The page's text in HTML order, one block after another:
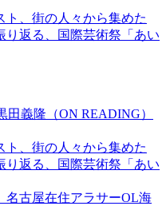
ト、街の人々から集めた
り返る、国際芸術祭「あい
田義隆（ON READING）
ト、街の人々から集めた
り返る、国際芸術祭「あい
名古屋在住アラサーOL海